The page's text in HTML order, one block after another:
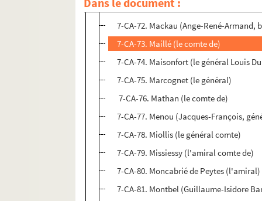
7-CA-71. Lorges (Jean-Laurent de
7-CA-72. Mackau (Ange-René-
7-CA-73. Maillé (le comte de)
7-CA-74. Maisonfort (le général Louis
7-CA-75. Marcognet (le général)
7-CA-76. Mathan (le comte de)
7-CA-77. Menou (Jacques-François,
7-CA-78. Miollis (le général comte)
7-CA-79. Missiessy (l'amiral comte de)
7-CA-80. Moncabrié de Peytes (l'amiral)
7-CA-81. Montbel (Guillaume-Isidore